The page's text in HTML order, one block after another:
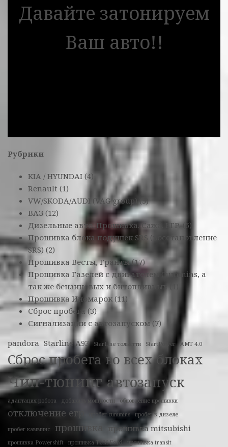
Давайте затонируем
Ваш авто!!
Рубрики
KIA / HYUNDAI (4)
Renault (1)
VW/SKODA/AUDI (VAG group) (5)
ВАЗ (12)
Дизельные авто. Прошивка. Сажа. ЕГР.(6)
Прошивка блока подушек SRS (восстановление
SRS) (2)
Прошивка Весты, Гранты(17)
Прошивка Газелей с двигателем Cummins, а
так же бензиновых и битопливных(1)
Прошивка Иномарок (11)
Сброс пробега(3)
Сигнализации с автозапуском(7)
pandora Starline A93 StarLine тольятти StartPower АМТ 4.0
Сброс пробега во всех блоках
Чип-тюнинг автозапуск
адаптация робота добавить мощности обновление прошивки
отключение егр пробег cummins пробег в дизеле
пробег камминс прошивка прошивка mitsubishi
прошивка Powershift прошивка TCM Ford прошивка transit